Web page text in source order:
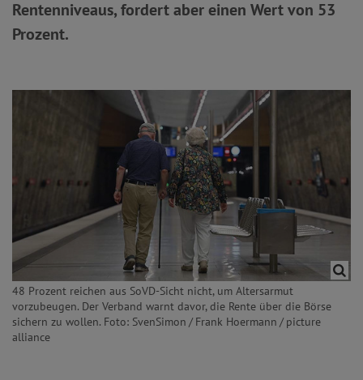
Rentenniveaus, fordert aber einen Wert von 53
Prozent.
48 Prozent reichen aus SoVD-Sicht nicht, um Altersarmut
vorzubeugen. Der Verband warnt davor, die Rente über die Börse
sichern zu wollen. Foto: SvenSimon / Frank Hoermann / picture
alliance